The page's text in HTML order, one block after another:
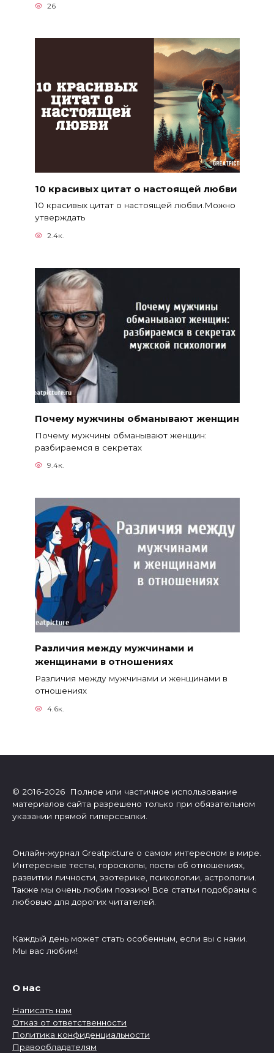
26
10 красивых цитат о настоящей любви
10 красивых цитат о настоящей любви.Можно
утверждать
2.4к.
Почему мужчины обманывают женщин
Почему мужчины обманывают женщин:
разбираемся в секретах
9.4к.
Различия между мужчинами и
женщинами в отношениях
Различия между мужчинами и женщинами в
отношениях
4.6к.
© 2016-2026 Полное или частичное использование
материалов сайта разрешено только при обязательном
указании прямой гиперссылки.
Онлайн-журнал Greatpicture о самом интересном в мире.
Интересные тесты, гороскопы, посты об отношениях,
развитии личности, эзотерике, психологии, астрологии.
Также мы очень любим поэзию! Все статьи подобраны с
любовью для дорогих читателей.
Каждый день может стать особенным, если вы с нами.
Мы вас любим!
О нас
Написать нам
Отказ от ответственности
Политика конфиденциальности
Правообладателям